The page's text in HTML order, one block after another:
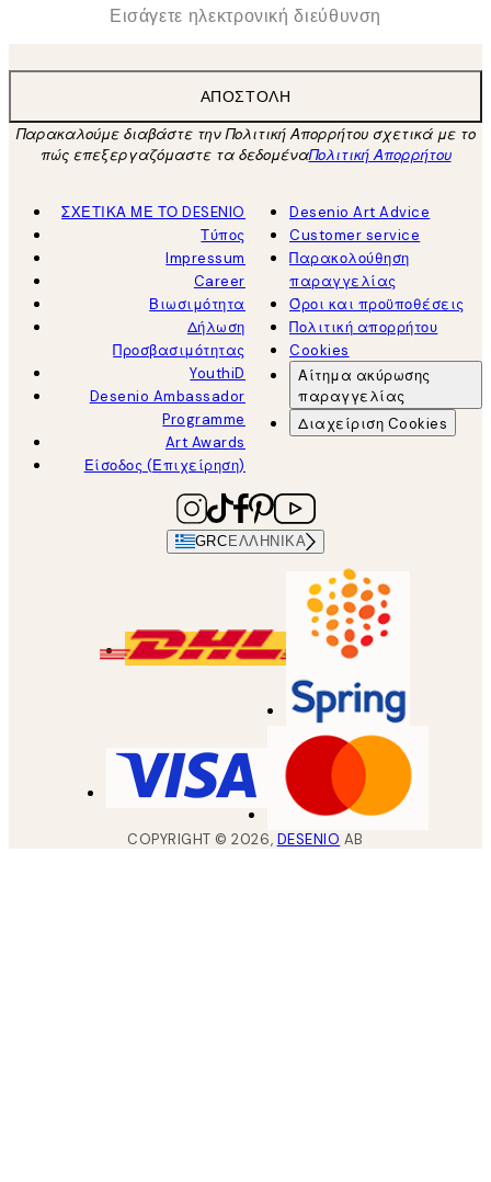
ΑΠΟΣΤΟΛΉ
Παρακαλούμε διαβάστε την Πολιτική Απορρήτου σχετικά με το
πώς επεξεργαζόμαστε τα δεδομέναΠολιτική Απορρήτου
ΣΧΕΤΙΚΑ ΜΕ ΤΟ DESENIO
Τύπος
Impressum
Career
Βιωσιμότητα
Δήλωση
Προσβασιμότητας
YouthiD
Desenio Ambassador
Programme
Art Awards
Είσοδος (Επιχείρηση)
Desenio Art Advice
Customer service
Παρακολούθηση
παραγγελίας
Όροι και προϋποθέσεις
Πολιτική απορρήτου
Cookies
Αίτημα ακύρωσης
παραγγελίας
Διαχείριση Cookies
GRC ΕΛΛΗΝΙΚΆ
COPYRIGHT ©2026, DESENIO AB